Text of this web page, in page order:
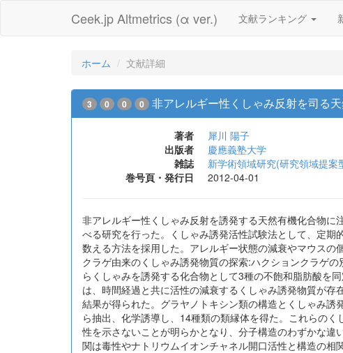
Ceek.jp Altmetrics (α ver.) 文献ランキング
ホーム 文献詳細
3 0 0 0 非アレルギー性くしゃみ反射を司る
著者
犀川 陽子
出版者
慶應義塾大学
雑誌
新学術領域研究(研究領域提案
巻号頁・発行日
2012-04-01
非アレルギー性くしゃみ反射を誘発する天然有機化合物
べる研究を行った。くしゃみ誘発活性試験法として、定
数える方法を採用した。アレルギー状態の減衰やマウス
クラゲ由来のくしゃみ誘発物質の探索:ハクションクラゲ
らくしゃみを誘発する化合物として3種の不飽和脂肪酸を
は、時間経過と共に活性の減衰するくしゃみ誘発物質が
結果が得られた。グラヤノトキシン類の構造とくしゃみ
ら抽出、化学誘導し、14種類の類縁体を得た。これらの
性を示さないことが明らかとなり、分子構造のわずかな
関は毒性やナトリウムイオンチャネル開口活性と構造の相